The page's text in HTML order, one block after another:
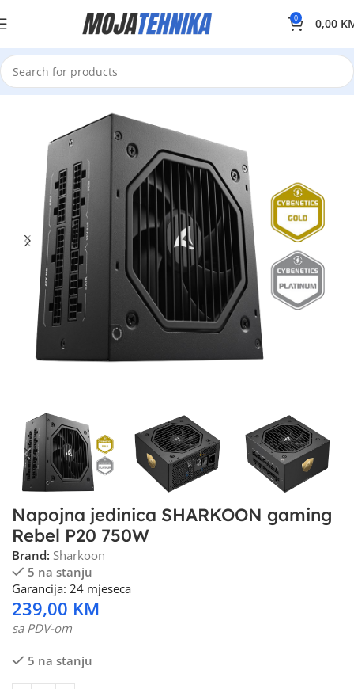
0 0,00
Napojna jedinica SHARKOON gaming
Rebel P20 750W
Brand: Sharkoon
5 na stanju
Garancija: 24 mjeseca
239,00 KM
sa PDV-om
5 na stanju